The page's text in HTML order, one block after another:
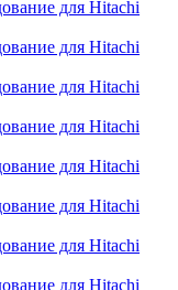
для Hitachi
для Hitachi
для Hitachi
для Hitachi
для Hitachi
для Hitachi
для Hitachi
для Hitachi